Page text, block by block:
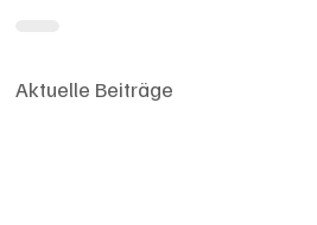
Aktuelle Beiträge